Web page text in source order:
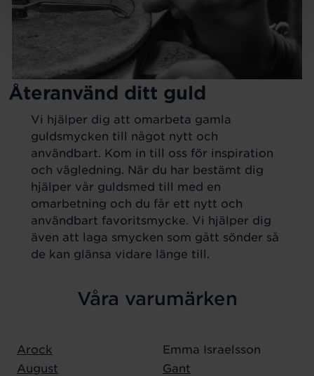
Återanvänd ditt guld
Vi hjälper dig att omarbeta gamla
guldsmycken till något nytt och
användbart. Kom in till oss för inspiration
och vägledning. När du har bestämt dig
hjälper vår guldsmed till med en
omarbetning och du får ett nytt och
användbart favoritsmycke. Vi hjälper dig
även att laga smycken som gått sönder så
de kan glänsa vidare länge till.
Våra varumärken
Arock
August
Emma Israelsson
Gant